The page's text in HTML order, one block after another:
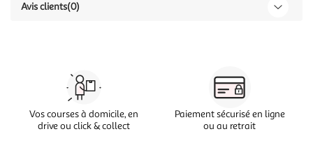
Avis clients(0)
Vos courses à domicile, en
drive ou click & collect
Paiement sécurisé en ligne
ou au retrait